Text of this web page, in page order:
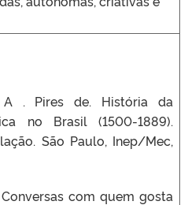
A . Pires de. História da
no Brasil (1500-1889).
São Paulo, Inep/Mec,
Conversas com quem gosta